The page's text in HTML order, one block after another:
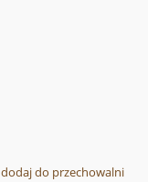
dodaj do przechowalni